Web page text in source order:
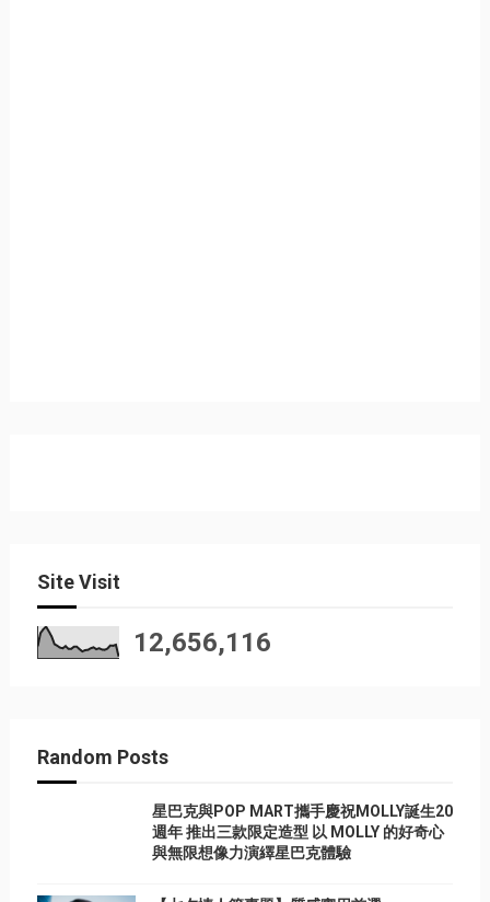
Site Visit
12,656,116
Random Posts
星巴克與POP MART攜手慶祝MOLLY誕生20
週年 推出三款限定造型 以 MOLLY 的好奇心
與無限想像力演繹星巴克體驗